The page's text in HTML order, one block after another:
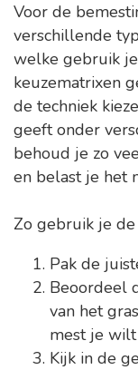
Voor de
verschillende
welke gebruik
keuzematrixen
de techniek
geeft onder
behoud je zo
en belast je het
Zo gebruik je de
Pak de
Beoordeel
van het
mest je
Kijk in de